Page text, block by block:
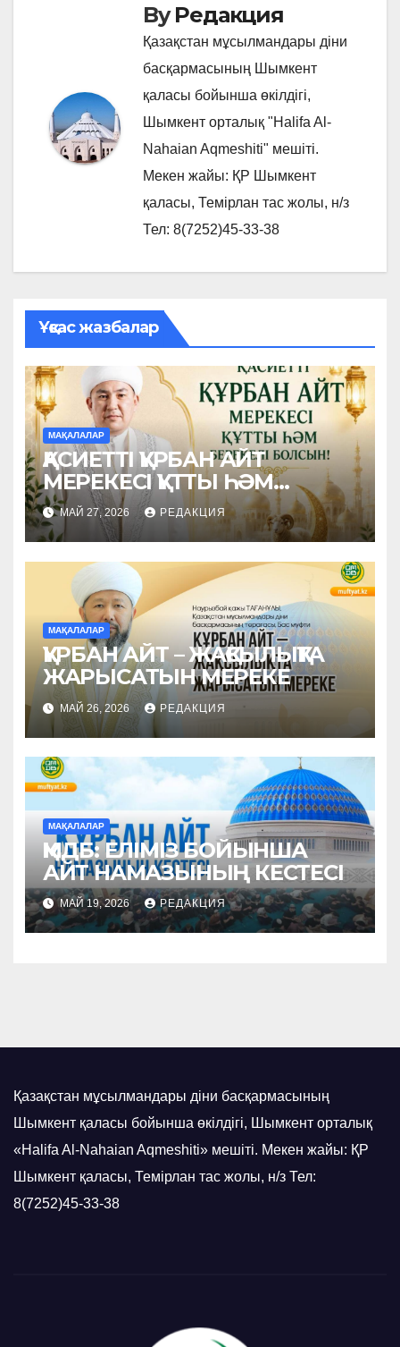
ByРедакция
Қазақстан мұсылмандары діни
басқармасының Шымкент
қаласы бойынша өкілдігі,
Шымкент орталық "Halifa Al-
Nahaian Aqmeshiti" мешіті.
Мекен жайы: ҚР Шымкент
қаласы, Темірлан тас жолы, н/з
Тел: 8(7252)45-33-38
Ұқсас жазбалар
МАҚАЛАЛАР
ҚАСИЕТТІ ҚҰРБАН АЙТ
МЕРЕКЕСІ ҚҰТТЫ ҺӘМ
БЕРЕКЕЛІ БОЛСЫН!
МАЙ 27, 2026 РЕДАКЦИЯ
МАҚАЛАЛАР
ҚҰРБАН АЙТ – ЖАҚСЫЛЫҚТА
ЖАРЫСАТЫН МЕРЕКЕ
МАЙ 26, 2026 РЕДАКЦИЯ
МАҚАЛАЛАР
ҚМДБ: ЕЛІМІЗ БОЙЫНША
АЙТ НАМАЗЫНЫҢ КЕСТЕСІ
МАЙ 19, 2026 РЕДАКЦИЯ
Қазақстан мұсылмандары діни басқармасының
Шымкент қаласы бойынша өкілдігі, Шымкент орталық
«Halifa Al-Nahaian Aqmeshiti» мешіті. Мекен жайы: ҚР
Шымкент қаласы, Темірлан тас жолы, н/з Тел:
8(7252)45-33-38